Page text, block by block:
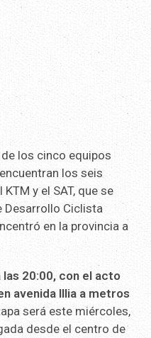
los cinco equipos
los seis
y el SAT, que se
Desarrollo Ciclista
en la provincia a
las 20:00, con el acto
avenida Illia a metros
será este miércoles,
desde el centro de